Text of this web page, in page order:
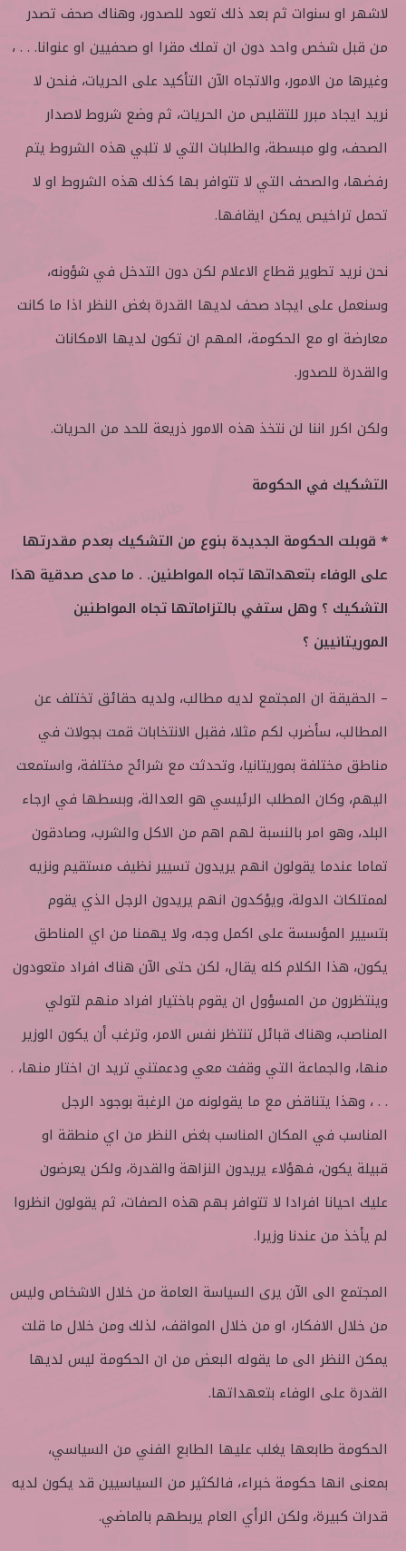
لاشهر او سنوات ثم بعد ذلك تعود للصدور، وهناك صحف تصدر
من قبل شخص واحد دون ان تملك مقرا او صحفيين او عنوانا. . . ،
وغيرها من الامور، والاتجاه الآن التأكيد على الحريات، فنحن لا
نريد ايجاد مبرر للتقليص من الحريات، ثم وضع شروط لاصدار
الصحف، ولو مبسطة، والطلبات التي لا تلبي هذه الشروط يتم
رفضها، والصحف التي لا تتوافر بها كذلك هذه الشروط او لا
تحمل تراخيص يمكن ايقافها.
نحن نريد تطوير قطاع الاعلام لكن دون التدخل في شؤونه،
وسنعمل على ايجاد صحف لديها القدرة بغض النظر اذا ما كانت
معارضة او مع الحكومة، المهم ان تكون لديها الامكانات
والقدرة للصدور.
ولكن اكرر اننا لن نتخذ هذه الامور ذريعة للحد من الحريات.
التشكيك في الحكومة
* قوبلت الحكومة الجديدة بنوع من التشكيك بعدم مقدرتها
على الوفاء بتعهداتها تجاه المواطنين. . ما مدى صدقية هذا
التشكيك ؟ وهل ستفي بالتزاماتها تجاه المواطنين
الموريتانيين ؟
– الحقيقة ان المجتمع لديه مطالب، ولديه حقائق تختلف عن
المطالب، سأضرب لكم مثلا، فقبل الانتخابات قمت بجولات في
مناطق مختلفة بموريتانيا، وتحدثت مع شرائح مختلفة، واستمعت
اليهم، وكان المطلب الرئيسي هو العدالة، وبسطها في ارجاء
البلد، وهو امر بالنسبة لهم اهم من الاكل والشرب، وصادقون
تماما عندما يقولون انهم يريدون تسيير نظيف مستقيم ونزيه
لممتلكات الدولة، ويؤكدون انهم يريدون الرجل الذي يقوم
بتسيير المؤسسة على اكمل وجه، ولا يهمنا من اي المناطق
يكون، هذا الكلام كله يقال، لكن حتى الآن هناك افراد متعودون
وينتظرون من المسؤول ان يقوم باختيار افراد منهم لتولي
المناصب، وهناك قبائل تنتظر نفس الامر، وترغب أن يكون الوزير
منها، والجماعة التي وقفت معي ودعمتني تريد ان اختار منها، .
. . ، وهذا يتناقض مع ما يقولونه من الرغبة بوجود الرجل
المناسب في المكان المناسب بغض النظر من اي منطقة او
قبيلة يكون، فهؤلاء يريدون النزاهة والقدرة، ولكن يعرضون
عليك احيانا افرادا لا تتوافر بهم هذه الصفات، ثم يقولون انظروا
لم يأخذ من عندنا وزيرا.
المجتمع الى الآن يرى السياسة العامة من خلال الاشخاص وليس
من خلال الافكار، او من خلال المواقف، لذلك ومن خلال ما قلت
يمكن النظر الى ما يقوله البعض من ان الحكومة ليس لديها
القدرة على الوفاء بتعهداتها.
الحكومة طابعها يغلب عليها الطابع الفني من السياسي،
بمعنى انها حكومة خبراء، فالكثير من السياسيين قد يكون لديه
قدرات كبيرة، ولكن الرأي العام يربطهم بالماضي.